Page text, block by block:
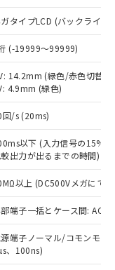
タイプLCD (バックライト
(-19999～99999)
14.2mm (緑色/赤色切替)
4.9mm (緑色)
回/s (20ms)
以下 (入力信号の15%
出力が出るまでの時間)
以上 (DC500Vメガにて)
端子一括とケース間:
端子ノーマル/コモンモ
、100ns)
社内デー
であり、閲
庫および標
ることをご
価格はお客
様担当のオ
社販売員に
当社販売拠
」をご確認
果を当社の
洩または開
。
ト作成サー
は、I-Web
る必要が
以下、 カド
化ビフェニル
ニルエーテル類
エチルヘキシ
フタル酸ブチ
ル酸ジブチル
ソブチル
器に対する
値を超える意
り、予定
：
Cd(カドミウ
リ臭化ビフェ
フェニルエーテ
フタル酸ジ
チルベンジ
: 1000ppm
べてが基
て有害物
な影響を
門へお問
務取引許
手続きを
場合は、完
輸出されな
す。
、ミサイ
たはその他
置等に一切
の内容を当
た当社は、
場合は、取
在庫あり
況につ
引先、ま
ロン制御
員にご確
庫状況の
機種